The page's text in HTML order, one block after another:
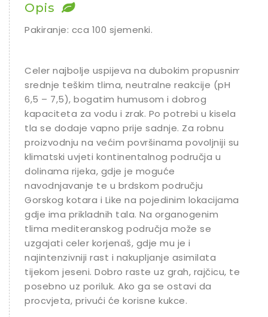
Opis
Pakiranje: cca 100 sjemenki.
Celer najbolje uspijeva na dubokim propusnim
srednje teškim tlima, neutralne reakcije (pH
6,5 – 7,5), bogatim humusom i dobrog
kapaciteta za vodu i zrak. Po potrebi u kisela
tla se dodaje vapno prije sadnje. Za robnu
proizvodnju na većim površinama povoljniji su
klimatski uvjeti kontinentalnog područja u
dolinama rijeka, gdje je moguće
navodnjavanje te u brdskom području
Gorskog kotara i Like na pojedinim lokacijama
gdje ima prikladnih tala. Na organogenim
tlima mediteranskog područja može se
uzgajati celer korjenaš, gdje mu je i
najintenzivniji rast i nakupljanje asimilata
tijekom jeseni. Dobro raste uz grah, rajčicu, te
posebno uz poriluk. Ako ga se ostavi da
procvjeta, privući će korisne kukce.